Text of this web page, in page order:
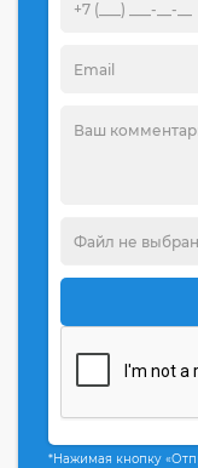
*Нажимая кнопку